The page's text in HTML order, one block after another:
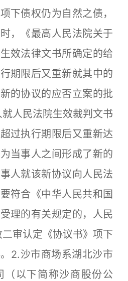
下债权仍为自然之债，
，《最高人民法院关于
效法律文书所确定的给
期限后又重新就其中的
的协议的应否立案的批
人民法院生效裁判文书
过执行期限后又重新达
当事人之间形成了新的
人就该新协议向人民法
符合《中华人民共和国
理的有关规定的，人民
审认定《协议书》项下
2.沙市商场系湖北沙市
（以下简称沙商股份公